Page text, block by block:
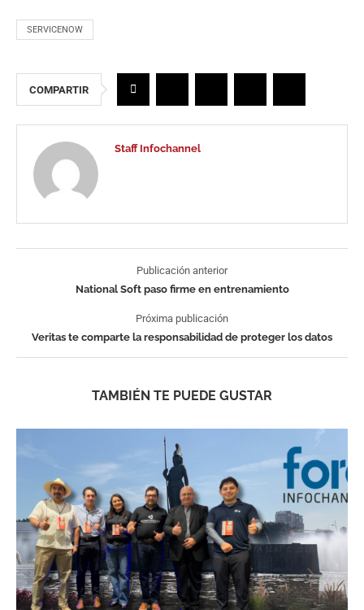
SERVICENOW
COMPARTIR
Staff Infochannel
Publicación anterior
National Soft paso firme en entrenamiento
Próxima publicación
Veritas te comparte la responsabilidad de proteger los datos
TAMBIÉN TE PUEDE GUSTAR